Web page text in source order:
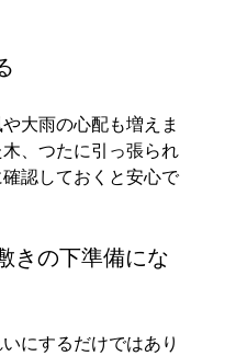
大雨の心配も増えま
、つたに引っ張られ
認しておくと安心で
きの下準備にな
にするだけではあり